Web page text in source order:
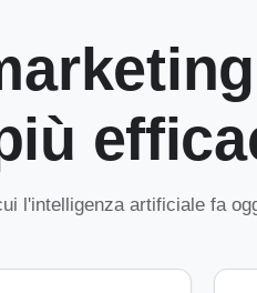
l'intelligenza artificiale fa